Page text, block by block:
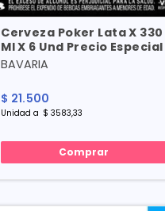
Cerveza Poker Lata X 330
Ml X 6 Und Precio Especial
BAVARIA
$ 21.500
Unidad a $ 3583,33
Comprar